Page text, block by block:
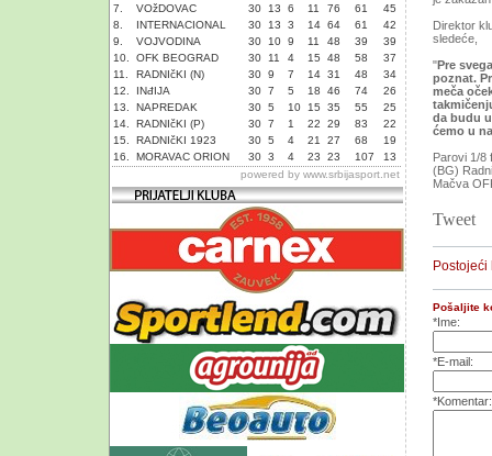
7.
VOžDOVAC 30 13 6 11 76 61
45
8.
INTERNACIONAL 30 13 3 14 64 61
42
9.
VOJVODINA 30 10 9 11 48 39
39
10.
OFK BEOGRAD 30 11 4 15 48 58
37
11.
RADNIčKI (N) 30 9 7 14 31 48
34
12.
INđIJA 30 7 5 18 46 74
26
13.
NAPREDAK 30 5 10 15 35 55
25
14.
RADNIčKI (P) 30 7 1 22 29 83
22
15.
RADNIčKI 1923 30 5 4 21 27 68
19
16.
MORAVAC ORION 30 3 4 23 23 107
13
powered by www.srbijasport.net
Direktor
sledeće,
"Pre
poznat.
meča
da budu
ćemo u
Parovi 1/8
(BG)
Mačva
Tweet
Postojeći
Pošaljite
*Ime:
*E-mail:
*Komentar: